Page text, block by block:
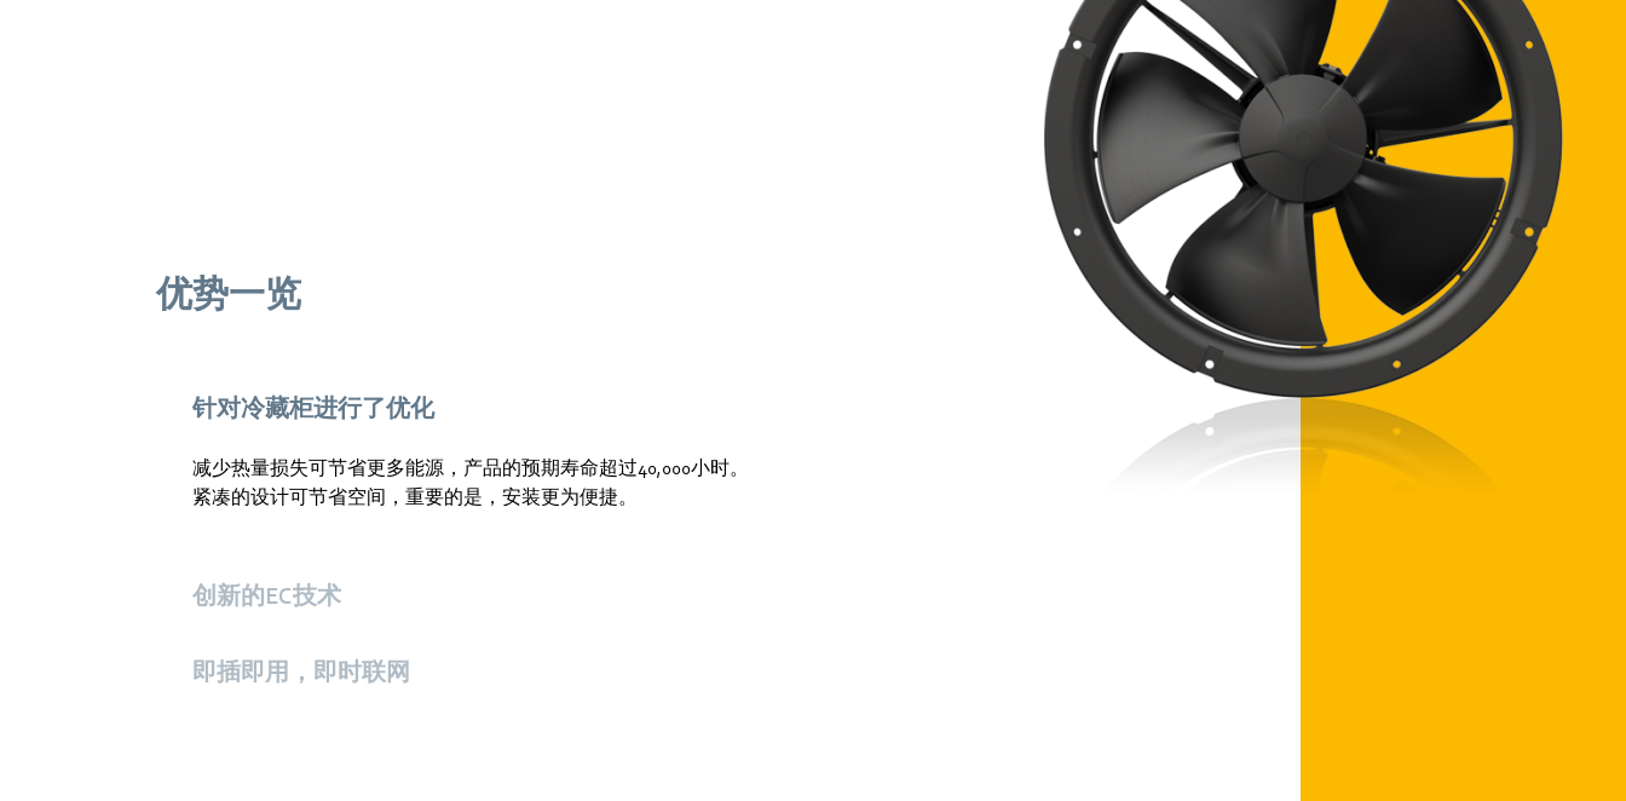
优势一览
针对冷藏柜进行了优化
减少热量损失可节省更多能源，产品的预期寿命超过40,000小时。
紧凑的设计可节省空间，重要的是，安装更为便捷。
创新的EC技术
即插即用，即时联网